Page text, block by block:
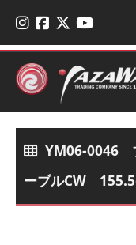
YM06-0046
ーブルCW